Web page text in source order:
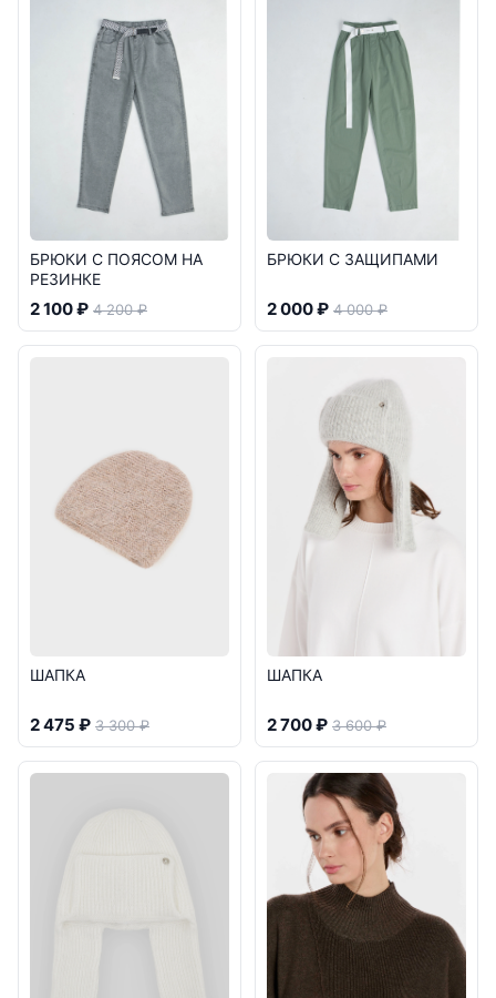
БРЮКИ С ПОЯСОМ НА
РЕЗИНКЕ
2 100 ₽ 4 200 ₽
БРЮКИ С ЗАЩИПАМИ
2 000 ₽ 4 000 ₽
ШАПКА
2 475 ₽ 3 300 ₽
ШАПКА
2 700 ₽ 3 600 ₽